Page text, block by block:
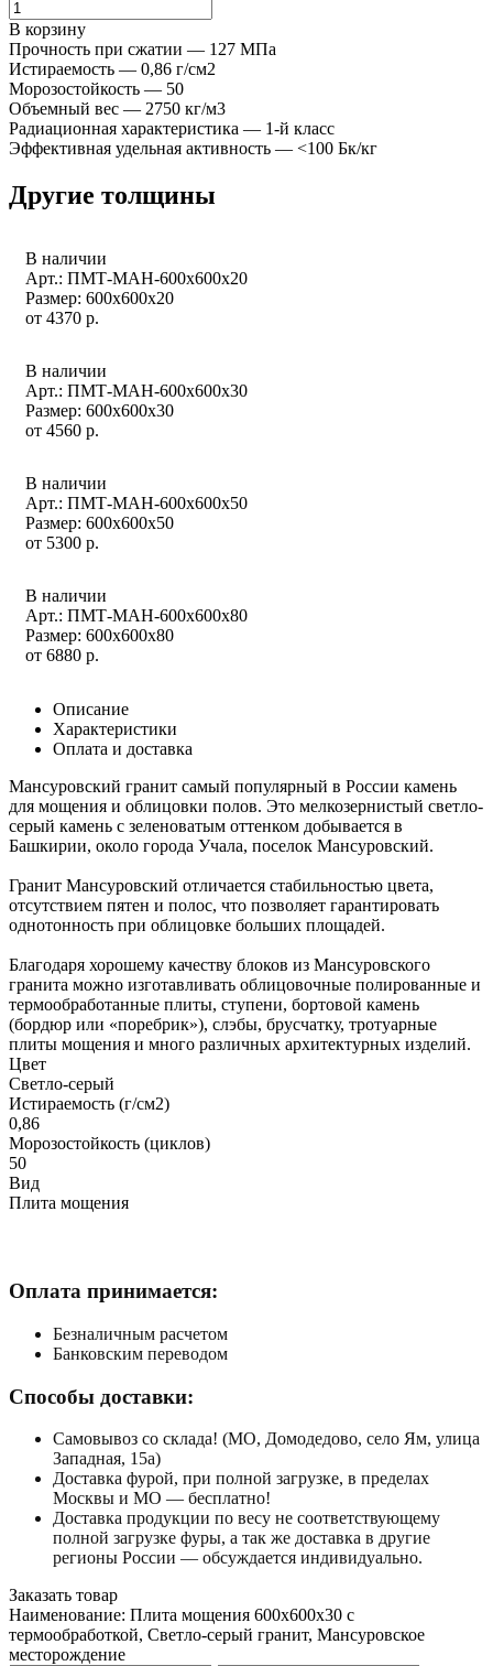
В корзину
Прочность при сжатии — 127 МПа
Истираемость — 0,86 г/см2
Морозостойкость — 50
Объемный вес — 2750 кг/м3
Радиационная характеристика — 1-й класс
Эффективная удельная активность — <100 Бк/кг
Другие толщины
В наличии
Арт.: ПМТ-МАН-600х600х20
Размер: 600x600x20
от 4370 р.
В наличии
Арт.: ПМТ-МАН-600х600х30
Размер: 600x600x30
от 4560 р.
В наличии
Арт.: ПМТ-МАН-600х600х50
Размер: 600x600x50
от 5300 р.
В наличии
Арт.: ПМТ-МАН-600х600х80
Размер: 600x600x80
от 6880 р.
Описание
Характеристики
Оплата и доставка
Мансуровский гранит самый популярный в России камень
для мощения и облицовки полов. Это мелкозернистый светло-
серый камень с зеленоватым оттенком добывается в
Башкирии, около города Учала, поселок Мансуровский.
Гранит Мансуровский отличается стабильностью цвета,
отсутствием пятен и полос, что позволяет гарантировать
однотонность при облицовке больших площадей.
Благодаря хорошему качеству блоков из Мансуровского
гранита можно изготавливать облицовочные полированные и
термообработанные плиты, ступени, бортовой камень
(бордюр или «поребрик»), слэбы, брусчатку, тротуарные
плиты мощения и много различных архитектурных изделий.
Цвет
Светло-серый
Истираемость (г/см2)
0,86
Морозостойкость (циклов)
50
Вид
Плита мощения
Оплата принимается:
Безналичным расчетом
Банковским переводом
Способы доставки:
Самовывоз со склада! (МО, Домодедово, село Ям, улица
Западная, 15а)
Доставка фурой, при полной загрузке, в пределах
Москвы и МО — бесплатно!
Доставка продукции по весу не соответствующему
полной загрузке фуры, а так же доставка в другие
регионы России — обсуждается индивидуально.
Заказать товар
Наименование: Плита мощения 600x600x30 с
термообработкой, Светло-серый гранит, Мансуровское
месторождение